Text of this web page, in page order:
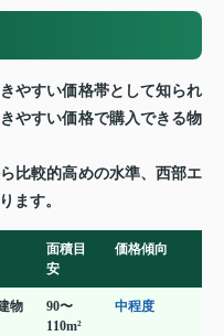
やすい価格帯として知られ
やすい価格で購入できる物
比較的高めの水準、西部エ
ます。
面積目
安
価格傾向
物
90〜
110m²
中程度